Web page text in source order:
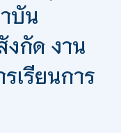
บัน
งกัด งาน
เรียนการ